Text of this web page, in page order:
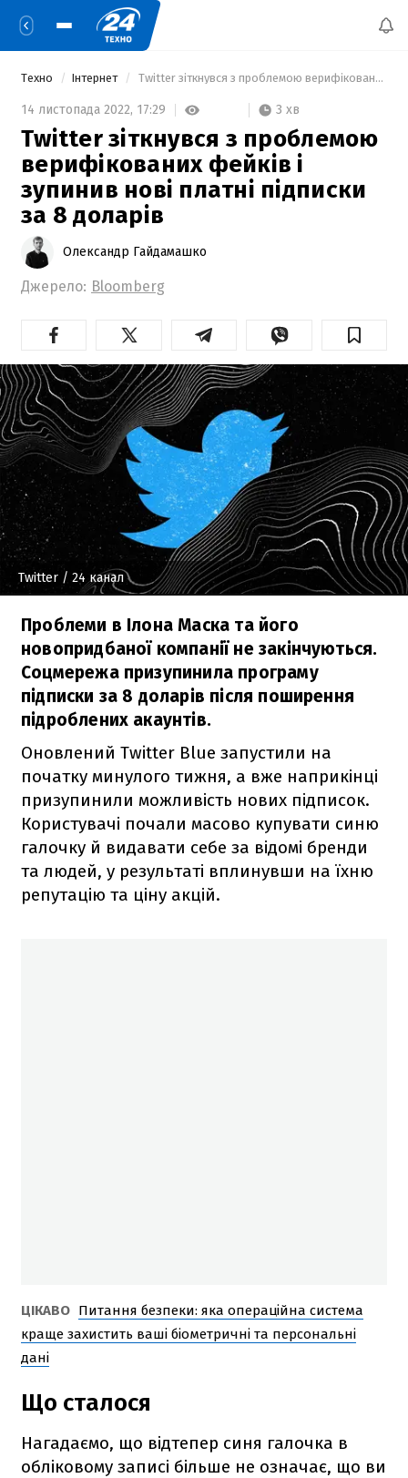
Техно Інтернет Twitter зіткнувся з проблемою верифікованих фейків і зупинив нові платні підписки за 8 доларів
14 листопада 2022, 17:29 3 хв
Twitter зіткнувся з проблемою
верифікованих фейків і
зупинив нові платні підписки
за 8 доларів
Олександр Гайдамашко
Джерело: Bloomberg
Twitter / 24 канал
Проблеми в Ілона Маска та його
новопридбаної компанії не закінчуються.
Соцмережа призупинила програму
підписки за 8 доларів після поширення
підроблених акаунтів.
Оновлений Twitter Blue запустили на
початку минулого тижня, а вже наприкінці
призупинили можливість нових підписок.
Користувачі почали масово купувати синю
галочку й видавати себе за відомі бренди
та людей, у результаті вплинувши на їхню
репутацію та ціну акцій.
ЦІКАВО Питання безпеки: яка операційна система
краще захистить ваші біометричні та персональні
дані
Що сталося
Нагадаємо, що відтепер синя галочка в
обліковому записі більше не означає, що ви